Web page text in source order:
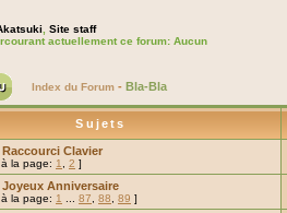
Site staff
actuellement ce forum: Aucun
Index du Forum - Bla-Bla
Sujets
Raccourci Clavier
la page: 1 2 ]
Joyeux Anniversaire
la page: 1 87 88 89 ]